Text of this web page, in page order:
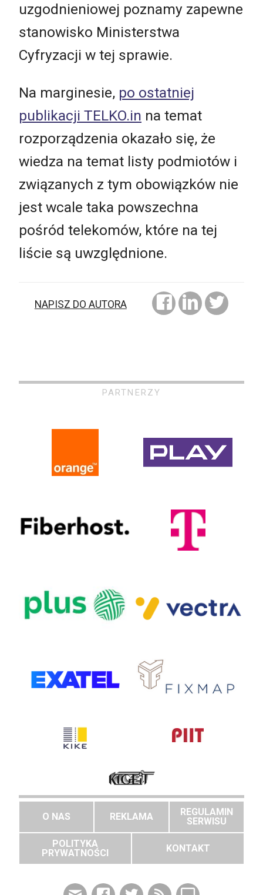
uzgodnieniowej poznamy zapewne
stanowisko Ministerstwa
Cyfryzacji w tej sprawie.
Na marginesie, po ostatniej
publikacji TELKO.in na temat
rozporządzenia okazało się, że
wiedza na temat listy podmiotów i
związanych z tym obowiązków nie
jest wcale taka powszechna
pośród telekomów, które na tej
liście są uwzględnione.
NAPISZ DO AUTORA
PARTNERZY
O NAS REKLAMA
REGULAMIN
SERWISU
POLITYKA
PRYWATNOŚCI
KONTAKT